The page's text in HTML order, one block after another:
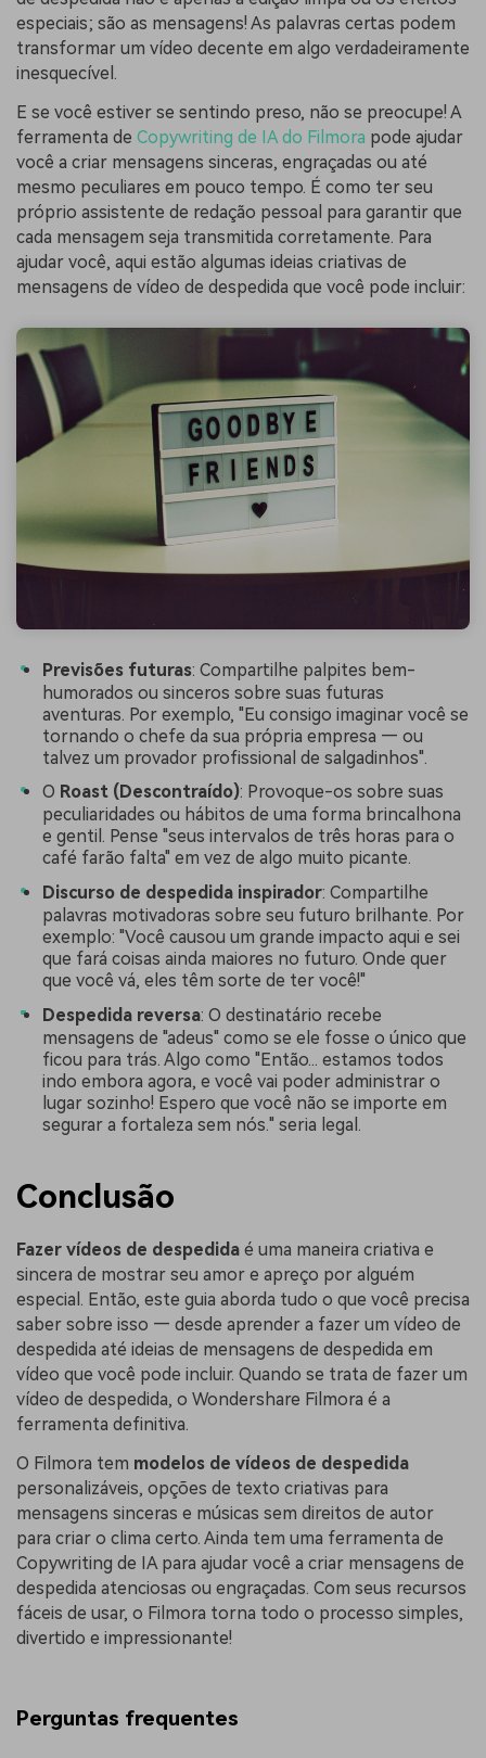
especiais; são as mensagens! As palavras certas podem
transformar um vídeo decente em algo verdadeiramente
inesquecível.
E se você estiver se sentindo preso, não se preocupe! A
ferramenta de Copywriting de IA do Filmora pode ajudar
você a criar mensagens sinceras, engraçadas ou até
mesmo peculiares em pouco tempo. É como ter seu
próprio assistente de redação pessoal para garantir que
cada mensagem seja transmitida corretamente. Para
ajudar você, aqui estão algumas ideias criativas de
mensagens de vídeo de despedida que você pode incluir:
Previsões futuras: Compartilhe palpites bem-
humorados ou sinceros sobre suas futuras
aventuras. Por exemplo, "Eu consigo imaginar você se
tornando o chefe da sua própria empresa — ou
talvez um provador profissional de salgadinhos".
O Roast (Descontraído): Provoque-os sobre suas
peculiaridades ou hábitos de uma forma brincalhona
e gentil. Pense "seus intervalos de três horas para o
café farão falta" em vez de algo muito picante.
Discurso de despedida inspirador: Compartilhe
palavras motivadoras sobre seu futuro brilhante. Por
exemplo: "Você causou um grande impacto aqui e sei
que fará coisas ainda maiores no futuro. Onde quer
que você vá, eles têm sorte de ter você!"
Despedida reversa: O destinatário recebe
mensagens de "adeus" como se ele fosse o único que
ficou para trás. Algo como "Então... estamos todos
indo embora agora, e você vai poder administrar o
lugar sozinho! Espero que você não se importe em
segurar a fortaleza sem nós." seria legal.
Conclusão
Fazer vídeos de despedida é uma maneira criativa e
sincera de mostrar seu amor e apreço por alguém
especial. Então, este guia aborda tudo o que você precisa
saber sobre isso — desde aprender a fazer um vídeo de
despedida até ideias de mensagens de despedida em
vídeo que você pode incluir. Quando se trata de fazer um
vídeo de despedida, o Wondershare Filmora é a
ferramenta definitiva.
O Filmora tem modelos de vídeos de despedida
personalizáveis, opções de texto criativas para
mensagens sinceras e músicas sem direitos de autor
para criar o clima certo. Ainda tem uma ferramenta de
Copywriting de IA para ajudar você a criar mensagens de
despedida atenciosas ou engraçadas. Com seus recursos
fáceis de usar, o Filmora torna todo o processo simples,
divertido e impressionante!
Perguntas frequentes